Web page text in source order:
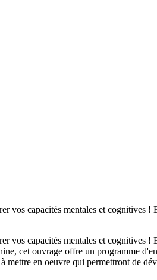
vos capacités mentales et cognitives
vos capacités mentales et cognitives
cet ouvrage offre un programme
mettre en oeuvre qui permettront de